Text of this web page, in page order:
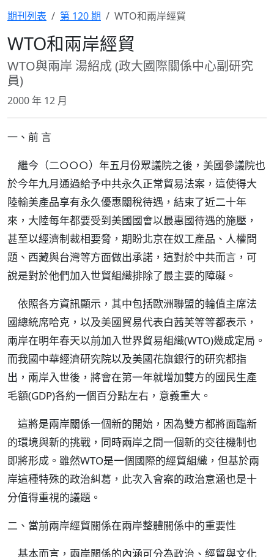
期刊列表 第 120 期 WTO和兩岸經貿
WTO和兩岸經貿
WTO與兩岸 湯紹成 (政大國際關係中心副研究
員)
2000 年 12 月
一、前 言
繼今（二○○○）年五月份眾議院之後，美國參議院也
於今年九月通過給予中共永久正常貿易法案，這使得大
陸輸美產品享有永久優惠關稅待遇，結束了近二十年
來，大陸每年都要受到美國國會以最惠國待遇的施壓，
甚至以經濟制裁相要脅，期盼北京在奴工產品、人權問
題、西藏與台灣等方面做出承諾，這對於中共而言，可
說是對於他們加入世貿組織排除了最主要的障礙。
依照各方資訊顯示，其中包括歐洲聯盟的輪值主席法
國總統席哈克，以及美國貿易代表白茜芙等等都表示，
兩岸在明年春天以前加入世界貿易組織(WTO)幾成定局。
而我國中華經濟研究院以及美國花旗銀行的研究都指
出，兩岸入世後，將會在第一年就增加雙方的國民生產
毛額(GDP)各約一個百分點左右，意義重大。
這將是兩岸關係一個新的開始，因為雙方都將面臨新
的環境與新的挑戰，同時兩岸之間一個新的交往機制也
即將形成。雖然WTO是一個國際的經貿組織，但基於兩
岸這種特殊的政治糾葛，此次入會案的政治意涵也是十
分值得重視的議題。
二、當前兩岸經貿關係在兩岸整體關係中的重要性
基本而言，兩岸關係的內涵可分為政治、經貿與文化